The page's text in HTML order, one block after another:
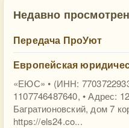
Недавно
Передача ПроУют
Европейская
«ЕЮС» • (ИНН:
1107746487640, • Адрес:
Багратионовский, дом 7
https://els24.co...